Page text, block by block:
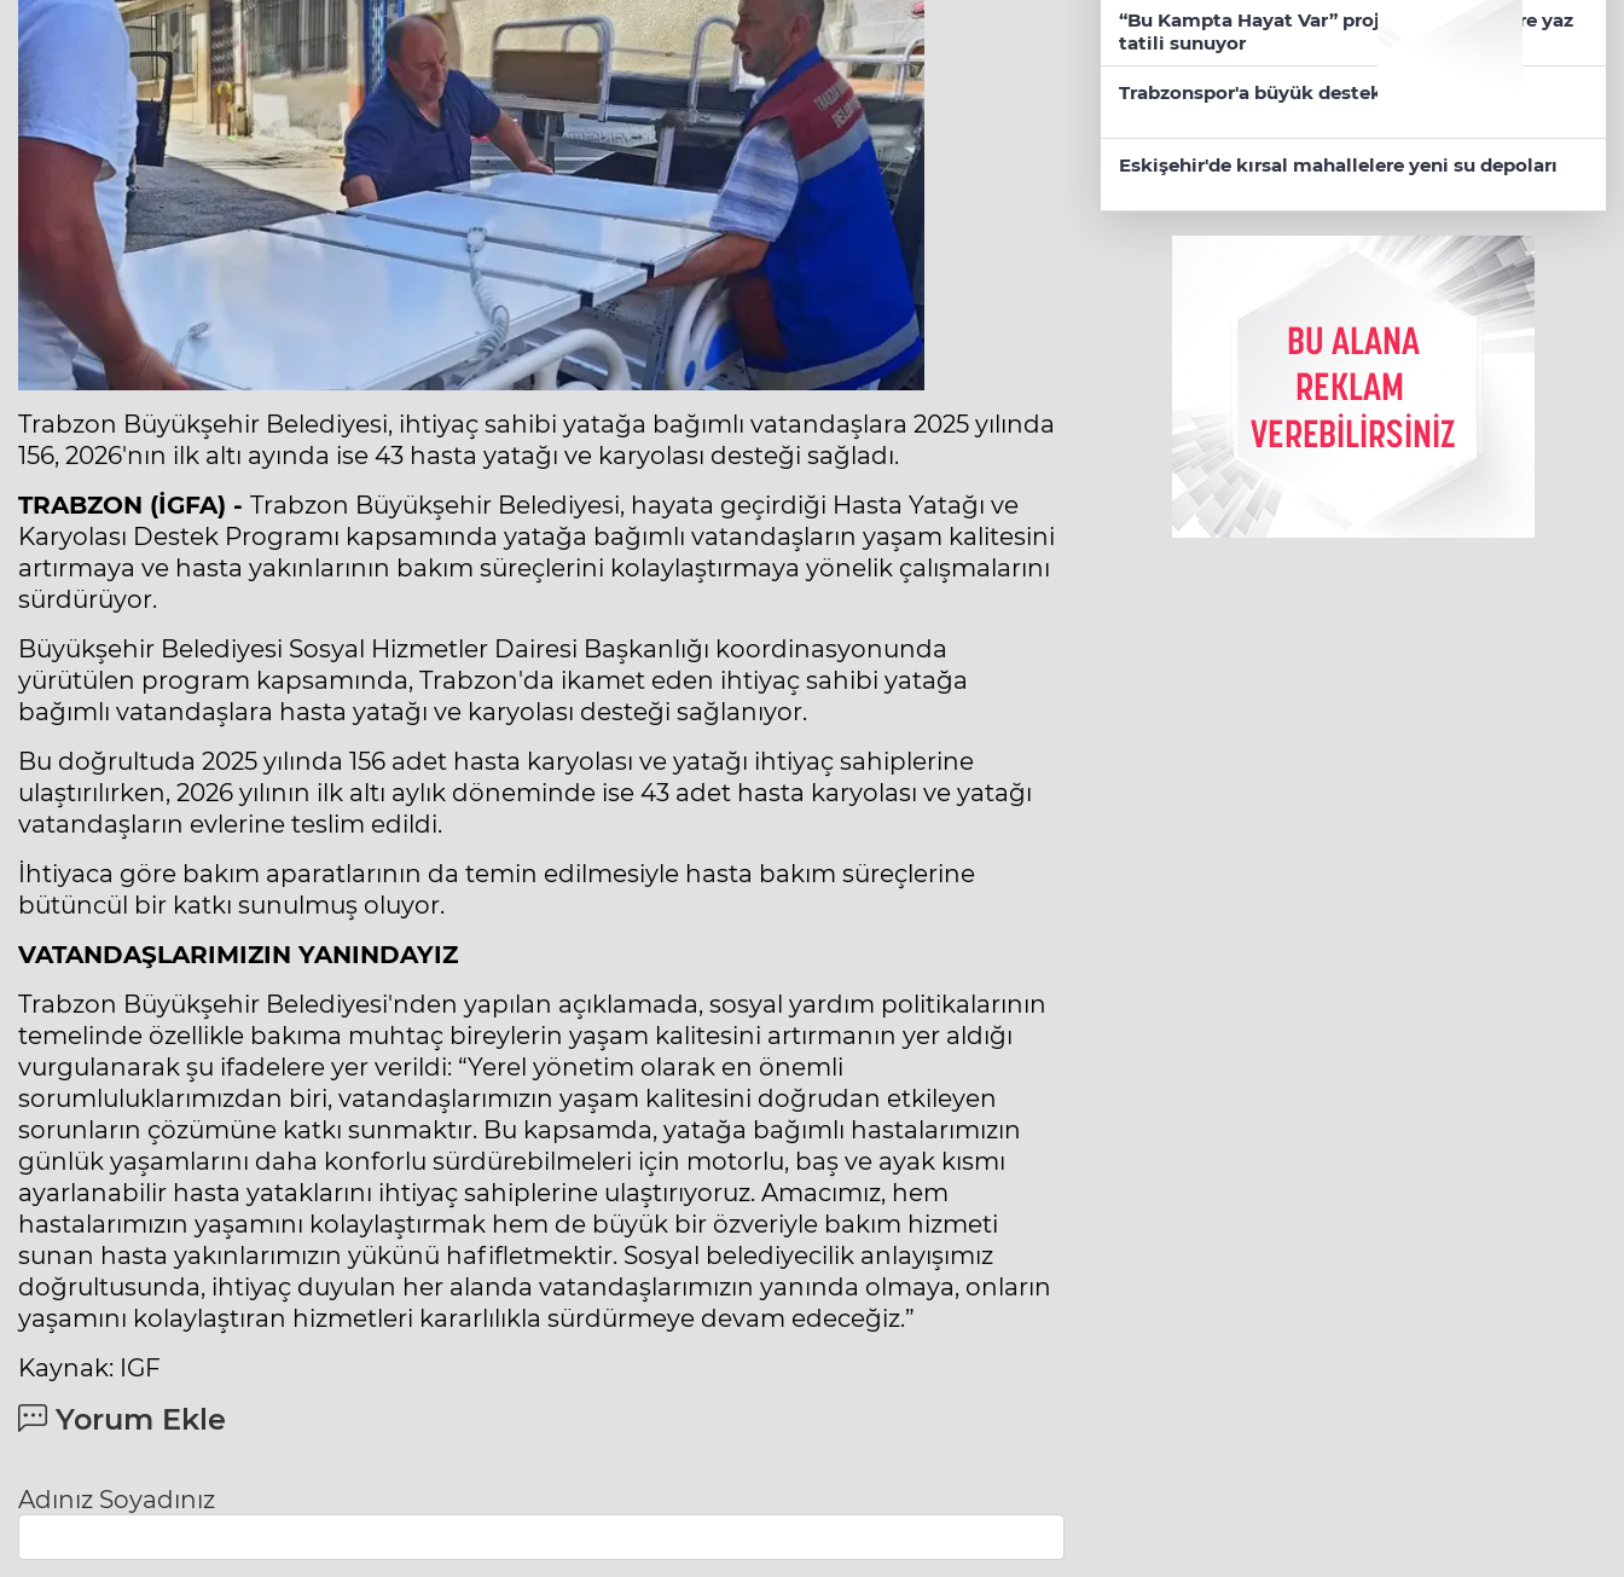
Trabzon Büyükşehir Belediyesi, ihtiyaç sahibi yatağa bağımlı vatandaşlara 2025 yılında
156, 2026'nın ilk altı ayında ise 43 hasta yatağı ve karyolası desteği sağladı.
TRABZON (İGFA) - Trabzon Büyükşehir Belediyesi, hayata geçirdiği Hasta Yatağı ve
Karyolası Destek Programı kapsamında yatağa bağımlı vatandaşların yaşam kalitesini
artırmaya ve hasta yakınlarının bakım süreçlerini kolaylaştırmaya yönelik çalışmalarını
sürdürüyor.
Büyükşehir Belediyesi Sosyal Hizmetler Dairesi Başkanlığı koordinasyonunda
yürütülen program kapsamında, Trabzon'da ikamet eden ihtiyaç sahibi yatağa
bağımlı vatandaşlara hasta yatağı ve karyolası desteği sağlanıyor.
Bu doğrultuda 2025 yılında 156 adet hasta karyolası ve yatağı ihtiyaç sahiplerine
ulaştırılırken, 2026 yılının ilk altı aylık döneminde ise 43 adet hasta karyolası ve yatağı
vatandaşların evlerine teslim edildi.
İhtiyaca göre bakım aparatlarının da temin edilmesiyle hasta bakım süreçlerine
bütüncül bir katkı sunulmuş oluyor.
VATANDAŞLARIMIZIN YANINDAYIZ
Trabzon Büyükşehir Belediyesi'nden yapılan açıklamada, sosyal yardım politikalarının
temelinde özellikle bakıma muhtaç bireylerin yaşam kalitesini artırmanın yer aldığı
vurgulanarak şu ifadelere yer verildi: “Yerel yönetim olarak en önemli
sorumluluklarımızdan biri, vatandaşlarımızın yaşam kalitesini doğrudan etkileyen
sorunların çözümüne katkı sunmaktır. Bu kapsamda, yatağa bağımlı hastalarımızın
günlük yaşamlarını daha konforlu sürdürebilmeleri için motorlu, baş ve ayak kısmı
ayarlanabilir hasta yataklarını ihtiyaç sahiplerine ulaştırıyoruz. Amacımız, hem
hastalarımızın yaşamını kolaylaştırmak hem de büyük bir özveriyle bakım hizmeti
sunan hasta yakınlarımızın yükünü hafifletmektir. Sosyal belediyecilik anlayışımız
doğrultusunda, ihtiyaç duyulan her alanda vatandaşlarımızın yanında olmaya, onların
yaşamını kolaylaştıran hizmetleri kararlılıkla sürdürmeye devam edeceğiz.”
Kaynak: IGF
Yorum Ekle
Adınız Soyadınız
“Bu Kampta Hayat Var” projesi özel bireylere yaz
tatili sunuyor
Trabzonspor'a büyük destek
Eskişehir'de kırsal mahallelere yeni su depoları